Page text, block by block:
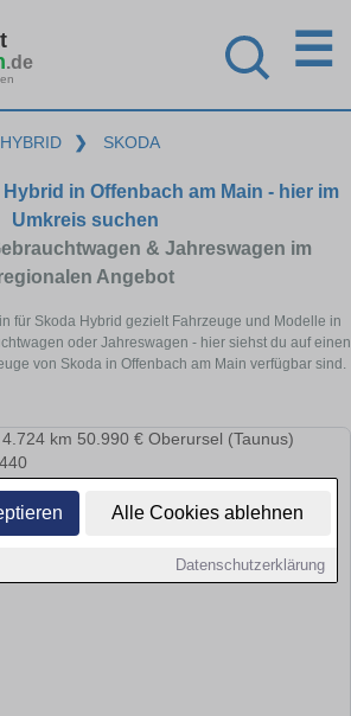
Alle Cookies ablehnen
Datenschutzerklärung
.de ☰
HYBRID ❯ SKODA
in Offenbach am Main - hier im
Umkreis suchen
& Jahreswagen im
Angebot
für Skoda Hybrid gezielt Fahrzeuge und Modelle in
oder Jahreswagen - hier siehst du auf einen
von Skoda in Offenbach am Main verfügbar sind.